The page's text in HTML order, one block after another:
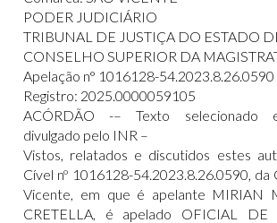
PODER JUDICIÁRIO
TRIBUNAL DE JUSTIÇA DO ESTADO
CONSELHO SUPERIOR DA
Apelação n° 1016128-54.2023.8.26.0590
Registro: 2025.0000059105
ACÓRDÃO -– Texto selecionado
divulgado pelo INR –
Vistos, relatados e discutidos estes
Cível nº 1016128-54.2023.8.26.0590, da
Vicente, em que é apelante MIRIAN
CRETELLA, é apelado OFICIAL DE